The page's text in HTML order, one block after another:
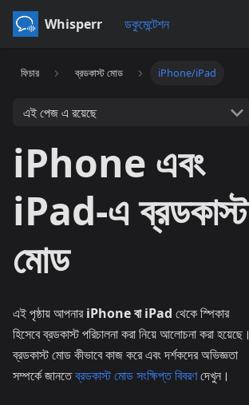
Whisperr ডকুমেন্টেশন
ফিচার ব্রডকাস্ট মোড iPhone/iPad
এই পেজ এ রয়েছে
iPhone এবং
iPad-এ ব্রডকাস্ট
মোড
এই পৃষ্ঠায় আপনারiPhone বা iPad থেকে স্পিকার
হিসেবে ব্রডকাস্ট পরিচালনা করা নিয়ে আলোচনা করা হয়েছে।
ব্রডকাস্ট মোড কীভাবে কাজ করে এবং দর্শকদের অভিজ্ঞতা
সম্পর্কে জানতেব্রডকাস্ট মোড সংক্ষিপ্ত বিবরণদেখুন।